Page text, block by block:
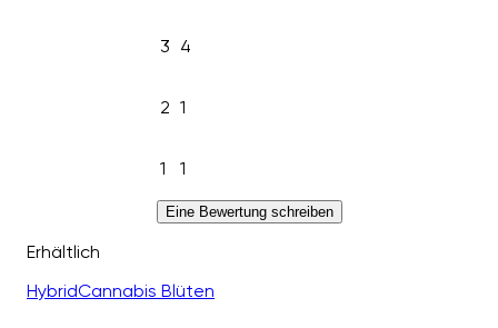
3 4
2 1
1 1
Eine Bewertung schreiben
Erhältlich
HybridCannabis Blüten